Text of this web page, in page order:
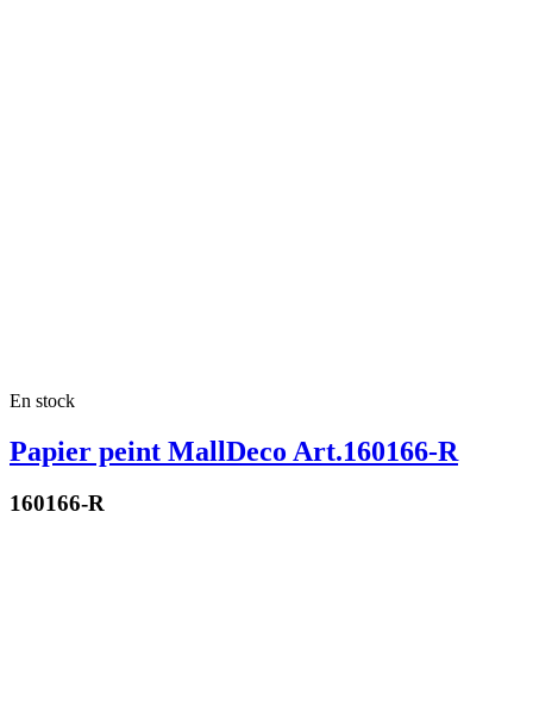
En stock
Papier peint MallDeco Art.160166-R
160166-R